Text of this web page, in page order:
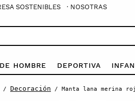
SOSTENIBLES · NOSOTRAS
HOMBRE DEPORTIVA
/ Decoración / Manta lana merina